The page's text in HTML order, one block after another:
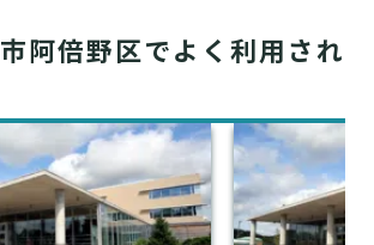
阿倍野区でよく利用され